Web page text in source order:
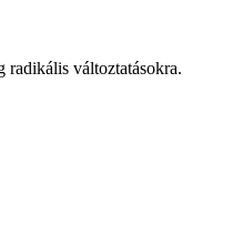
radikális változtatásokra.